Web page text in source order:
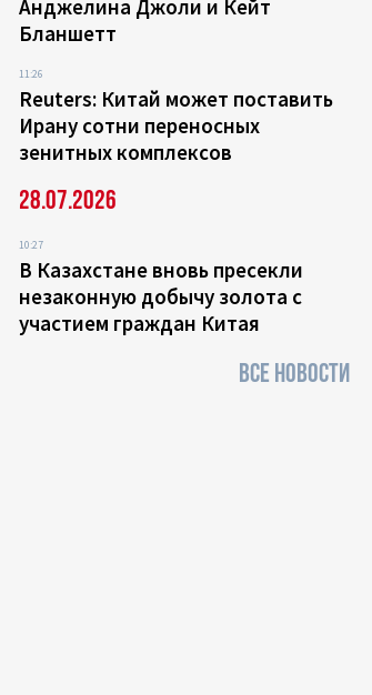
Анджелина Джоли и Кейт
Бланшетт
11:26
Reuters: Китай может поставить
Ирану сотни переносных
зенитных комплексов
28.07.2026
10:27
В Казахстане вновь пресекли
незаконную добычу золота с
участием граждан Китая
ВСЕ НОВОСТИ